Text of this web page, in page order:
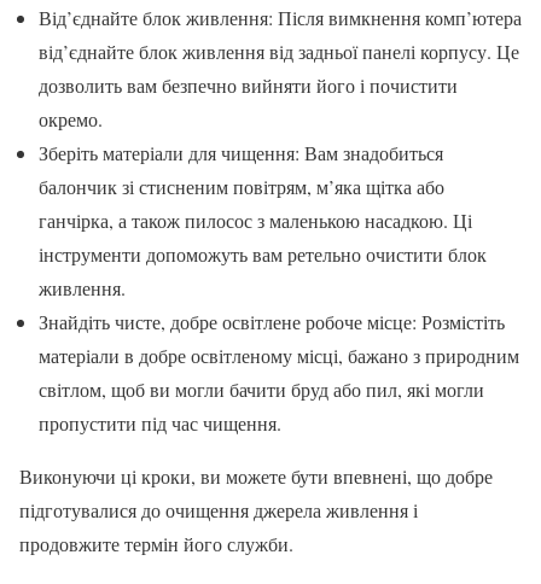
Від’єднайте блок живлення: Після вимкнення комп’ютера
від’єднайте блок живлення від задньої панелі корпусу. Це
дозволить вам безпечно вийняти його і почистити
окремо.
Зберіть матеріали для чищення: Вам знадобиться
балончик зі стисненим повітрям, м’яка щітка або
ганчірка, а також пилосос з маленькою насадкою. Ці
інструменти допоможуть вам ретельно очистити блок
живлення.
Знайдіть чисте, добре освітлене робоче місце: Розмістіть
матеріали в добре освітленому місці, бажано з природним
світлом, щоб ви могли бачити бруд або пил, які могли
пропустити під час чищення.
Виконуючи ці кроки, ви можете бути впевнені, що добре
підготувалися до очищення джерела живлення і
продовжите термін його служби.